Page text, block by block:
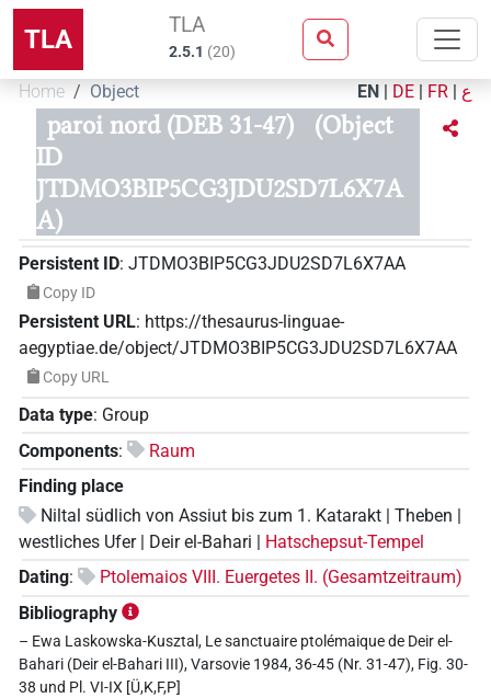
TLA TLA
2.5.1 (20)
Home Object EN | DE | FR | ع
paroi nord (DEB 31-47)
(Object
ID
JTDMO3BIP5CG3JDU2SD7L6X7A
A)
Persistent ID: JTDMO3BIP5CG3JDU2SD7L6X7AA
Copy ID
Persistent URL: https://thesaurus-linguae-
aegyptiae.de/object/JTDMO3BIP5CG3JDU2SD7L6X7AA
Copy URL
Data type: Group
Components:
Raum
Finding place
Niltal südlich von Assiut bis zum 1. Katarakt | Theben |
westliches Ufer | Deir el-Bahari | Hatschepsut-Tempel
Dating:
Ptolemaios VIII. Euergetes II. (Gesamtzeitraum)
Bibliography
– Ewa Laskowska-Kusztal, Le sanctuaire ptolémaique de Deir el-
Bahari (Deir el-Bahari III), Varsovie 1984, 36-45 (Nr. 31-47), Fig. 30-
38 und Pl. VI-IX [Ü,K,F,P]